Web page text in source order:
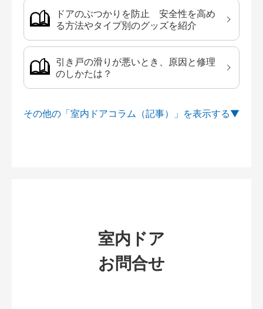
ドアのぶつかりを防止 安全性を高め
る方法やタイプ別のグッズを紹介
引き戸の滑りが悪いとき、原因と修理
のしかたは？
その他の「室内ドアコラム（記事）」を
室内ドア
お問合せ